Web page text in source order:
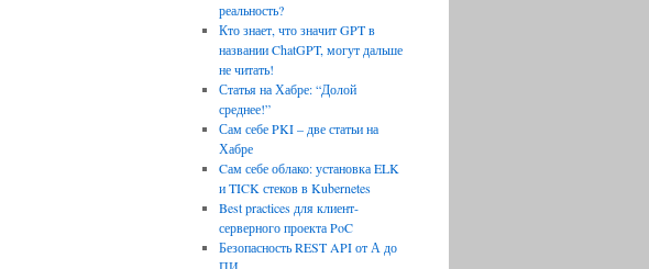
реальность?
Кто знает, что значит GPT в
названии ChatGPT, могут дальше
не читать!
Статья на Хабре: “Долой
среднее!”
Сам себе PKI – две статьи на
Хабре
Cам себе облако: установка ELK
и TICK стеков в Kubernetes
Best practices для клиент-
серверного проекта PoC
Безопасность REST API от А до